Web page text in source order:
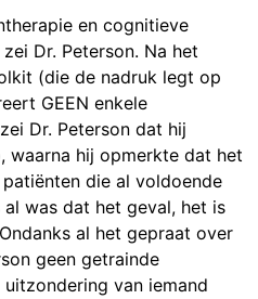
en cognitieve
Dr. Peterson. Na het
(die de nadruk legt op
GEEN enkele
Dr. Peterson dat hij
waarna hij opmerkte dat het
die al voldoende
was dat het geval, het is
al het gepraat over
geen getrainde
van iemand